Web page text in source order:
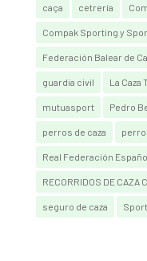
caça cetrería
Compak Sporting y
Federación Balear de
guardia civil La Caza
mutuasport Pedro
perros de caza
Real Federación
RECORRIDOS DE CAZA
seguro de caza